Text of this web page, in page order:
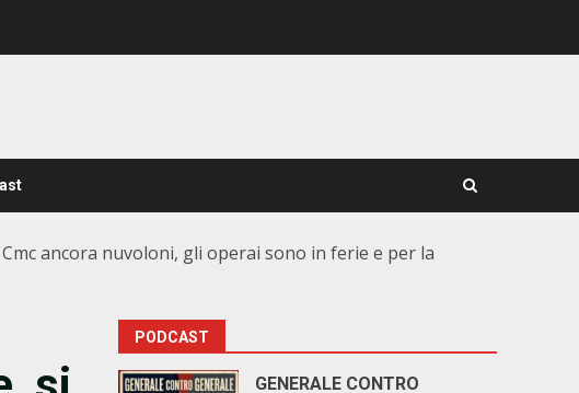
ancora nuvoloni, gli operai sono in ferie e per la
PODCAST
GENERALE CONTRO